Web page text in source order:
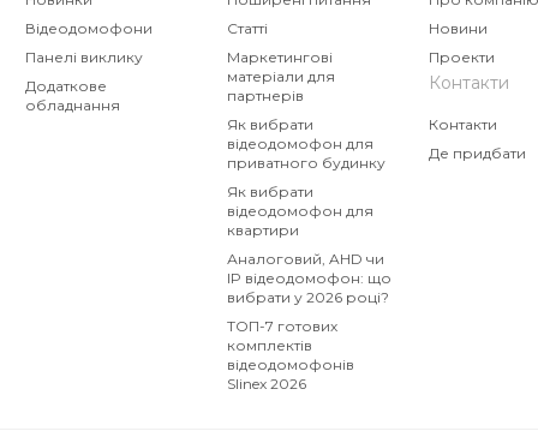
Відеодомофони
Панелі виклику
Додаткове
обладнання
Статті
Маркетингові
матеріали для
партнерів
Як вибрати
відеодомофон для
приватного будинку
Як вибрати
відеодомофон для
квартири
Аналоговий, AHD чи
IP відеодомофон: що
вибрати у 2026 році?
ТОП-7 готових
комплектів
відеодомофонів
Slinex 2026
Новини
Проекти
Контакти
Контакти
Де придбати